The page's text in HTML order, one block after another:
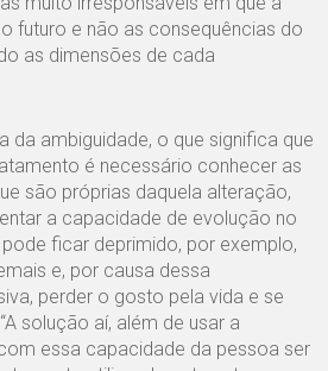
futuro e não as consequências do
as dimensões de cada
da ambiguidade, o que significa que
é necessário conhecer as
são próprias daquela alteração,
a capacidade de evolução no
ficar deprimido, por exemplo,
e, por causa dessa
perder o gosto pela vida e se
solução aí, além de usar a
essa capacidade da pessoa ser